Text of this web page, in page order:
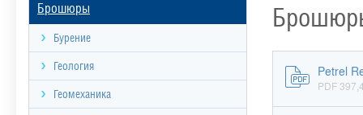
Брошюры
Бурение
Геология
Геомеханика
Petrel
PDF